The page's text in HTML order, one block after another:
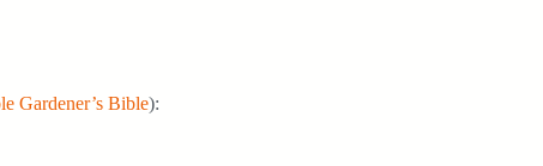
Gardener’s Bible):